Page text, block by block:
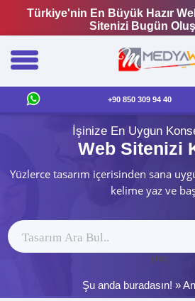
Türkiye'nin En Büyük Hazır
Sitenizi Bugün
+90 850 309 94 40
İşinize En Uygun
Web Sitenizi
Yüzlerce tasarım içerisinden sana
kelime yaz ve
ytag
Şu anda buradasın! »